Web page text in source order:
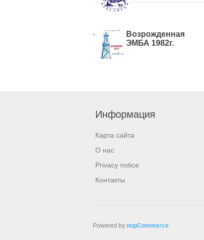
Возрожденная
ЭМБА 1982г.
Информация
Карта сайта
О нас
Privacy notice
Контакты
Powered by nopCommerce